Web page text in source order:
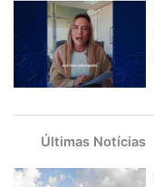
Últimas Notícias